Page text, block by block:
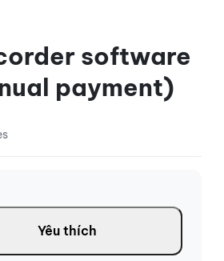
software
payment)
Yêu thích